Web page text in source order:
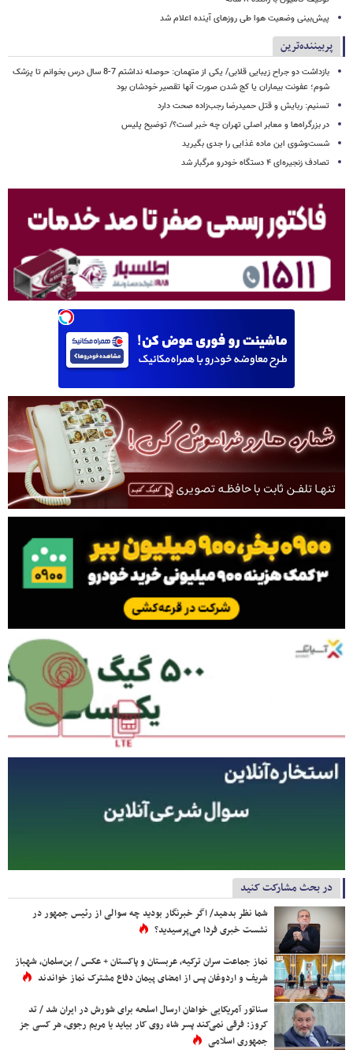
پیش‌بینی وضعیت هوا طی روزهای آینده اعلام شد
پربیننده‌ترین
بازداشت دو جراح زیبایی قلابی/ یکی از متهمان: حوصله نداشتم 7-8 سال درس بخوانم تا پزشک
شوم؛ عفونت بیماران یا کج شدن صورت آنها تقصیر خودشان بود
تسنیم: ربایش و قتل حمیدرضا رجب‌زاده صحت دارد
در بزرگراه‌ها و معابر اصلی تهران چه خبر است؟/ توضیح پلیس
شست‌وشوی این ماده غذایی را جدی بگیرید
تصادف زنجیره‌ای ۴ دستگاه خودرو مرگبار شد
در بحث مشارکت کنید
شما نظر بدهید/ اگر خبرنگار بودید چه سوالی از رئیس جمهور در
نشست خبری فردا می‌پرسیدید؟
نماز جماعت سران ترکیه، عربستان و پاکستان + عکس / بن‌سلمان، شهباز
شریف و اردوغان پس از امضای پیمان دفاع مشترک نماز خواندند
سناتور آمریکایی خواهان ارسال اسلحه برای شورش در ایران شد / تد
کروز: فرقی نمی‌کند پسر شاه روی کار بیاید یا مریم رجوی، هر کسی جز
جمهوری اسلامی